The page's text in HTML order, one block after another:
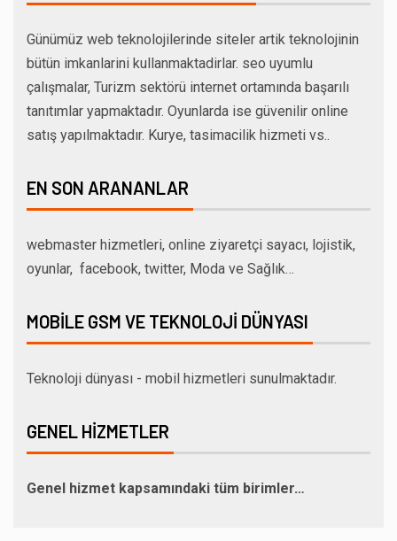
Günümüz web teknolojilerinde siteler artik teknolojinin
bütün imkanlarini kullanmaktadirlar. seo uyumlu
çalışmalar, Turizm sektörü internet ortamında başarılı
tanıtımlar yapmaktadır. Oyunlarda ise güvenilir online
satış yapılmaktadır. Kurye, tasimacilik hizmeti vs..
EN SON ARANANLAR
webmaster hizmetleri, online ziyaretçi sayacı, lojistik,
oyunlar, facebook, twitter, Moda ve Sağlık…
MOBILE GSM VE TEKNOLOJI DÜNYASI
Teknoloji dünyası - mobil hizmetleri sunulmaktadır.
GENEL HIZMETLER
Genel hizmet kapsamındaki tüm birimler…